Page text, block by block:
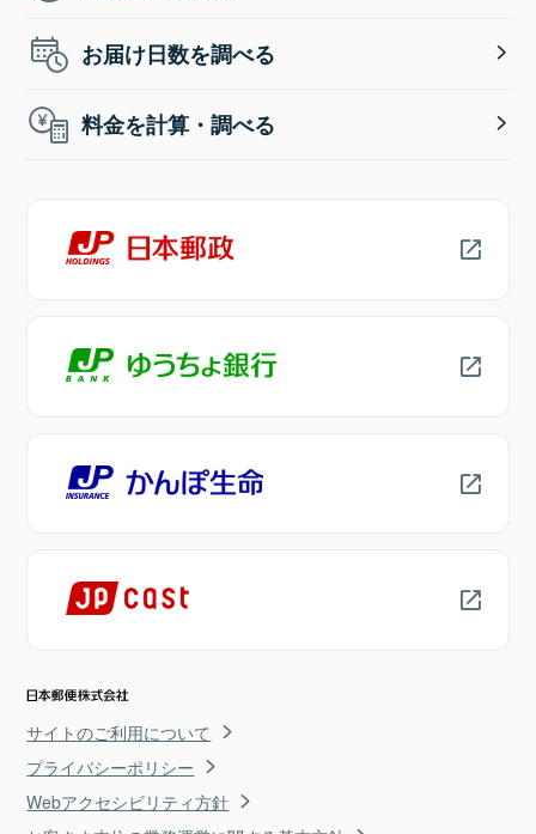
お届け日数を調べる
料金を計算・調べる
サイトのご利用について
プライバシーポリシー
Webアクセシビリティ方針